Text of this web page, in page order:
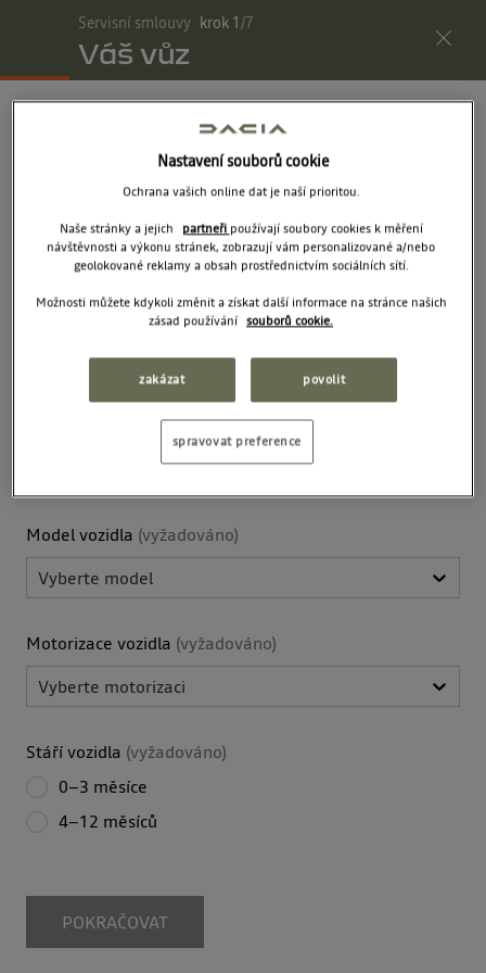
Menu
Servisní smlouvy krok 1/7
Váš vůz
Zadejte podrobnosti o vozidle
Zadejte model, motorizaci a stáří vozidla. Pokud tyto údaje
neznáte, můžete zadat VIN. Tyto informace nám umožní
poskytnout vám nabídku servisních smluv pro váš vůz.
MODEL, MOTORIZACE A STÁŘÍ VOZIDLA
Model vozidla (vyžadováno)
Vyberte model
Motorizace vozidla (vyžadováno)
Vyberte motorizaci
Stáří vozidla (vyžadováno)
0–3 měsíce
4–12 měsíců
POKRAČOVAT
Nastavení souborů cookie
Ochrana vašich online dat je naší prioritou.
Naše stránky a jejich partneři používají soubory cookies k měření
návštěvnosti a výkonu stránek, zobrazují vám personalizované a/nebo
geolokované reklamy a obsah prostřednictvím sociálních sítí.
Možnosti můžete kdykoli změnit a získat další informace na stránce našich
zásad používání souborů cookie.
zakázat povolit
spravovat preference